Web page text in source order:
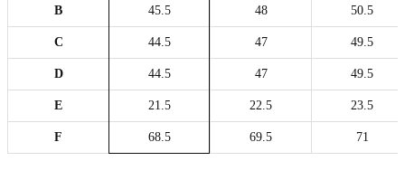
B 45.5 48 50.5
C 44.5 47 49.5
D 44.5 47 49.5
E 21.5 22.5 23.5
F 68.5 69.5 71